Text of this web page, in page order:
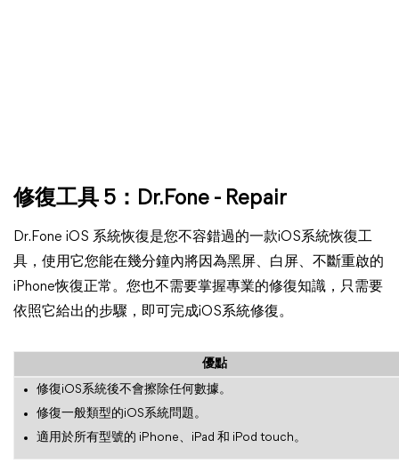
修復工具 5：Dr.Fone - Repair
Dr.Fone iOS 系統恢復是您不容錯過的一款iOS系統恢復工
具，使用它您能在幾分鐘內將因為黑屏、白屏、不斷重啟的
iPhone恢復正常。您也不需要掌握專業的修復知識，只需要
依照它給出的步驟，即可完成iOS系統修復。
優點
修復iOS系統後不會擦除任何數據。
修復一般類型的iOS系統問題。
適用於所有型號的 iPhone、iPad 和 iPod touch。